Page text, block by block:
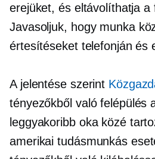
erejüket, és eltávolíthatja a
Javasoljuk, hogy munka
értesítéseket telefonján és
A jelentése szerint
tényezőkből való felépülés
leggyakoribb oka közé
amerikai tudásmunkás